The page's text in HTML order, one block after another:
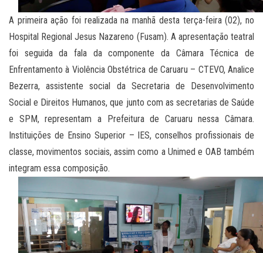
A primeira ação foi realizada na manhã desta terça-feira (02), no
Hospital Regional Jesus Nazareno (Fusam). A apresentação teatral
foi seguida da fala da componente da Câmara Técnica de
Enfrentamento à Violência Obstétrica de Caruaru – CTEVO, Analice
Bezerra, assistente social da Secretaria de Desenvolvimento
Social e Direitos Humanos, que junto com as secretarias de Saúde
e SPM, representam a Prefeitura de Caruaru nessa Câmara.
Instituições de Ensino Superior – IES, conselhos profissionais de
classe, movimentos sociais, assim como a Unimed e OAB também
integram essa composição.